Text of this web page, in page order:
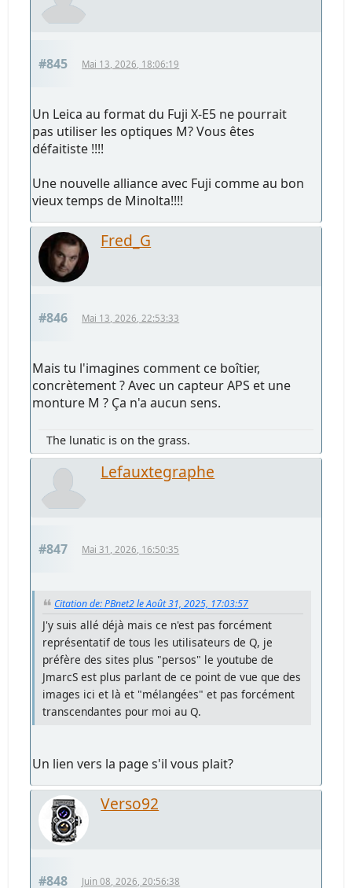
#845 Mai 13, 2026, 18:06:19
Un Leica au format du Fuji X-E5 ne pourrait
pas utiliser les optiques M? Vous êtes
défaitiste !!!!
Une nouvelle alliance avec Fuji comme au bon
vieux temps de Minolta!!!!
Fred_G
#846 Mai 13, 2026, 22:53:33
Mais tu l'imagines comment ce boîtier,
concrètement ? Avec un capteur APS et une
monture M ? Ça n'a aucun sens.
The lunatic is on the grass.
Lefauxtegraphe
#847 Mai 31, 2026, 16:50:35
Citation de: PBnet2 le Août 31, 2025, 17:03:57
J'y suis allé déjà mais ce n'est pas forcément
représentatif de tous les utilisateurs de Q, je
préfère des sites plus "persos" le youtube de
JmarcS est plus parlant de ce point de vue que des
images ici et là et "mélangées" et pas forcément
transcendantes pour moi au Q.
Un lien vers la page s'il vous plait?
Verso92
#848 Juin 08, 2026, 20:56:38